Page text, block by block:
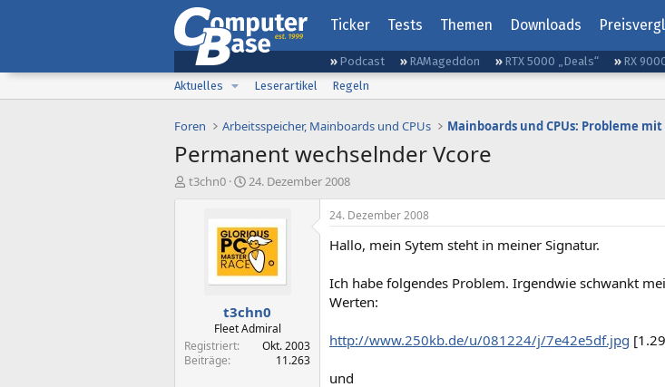
Ticker Tests Themen Downloads
Podcast RAMageddon RTX 5000 „Deals“ RX
Aktuelles
Leserartikel Regeln
Foren Arbeitsspeicher, Mainboards und CPUs Mainboards und CPUs: Probleme mit
Permanent wechselnder Vcore
E
t3chn0
E
t
e
l
l
a
m
24. Dezember 2008
t3chn0
Fleet Admiral
Registriert
Okt. 2003
Beiträge
11.263
24. Dezember 2008
Hallo, mein Sytem steht in meiner Signatur.
Ich habe folgendes Problem. Irgendwie schwankt
Werten:
http://www.250kb.de/u/081224/j/7e42e5df.jpg
und